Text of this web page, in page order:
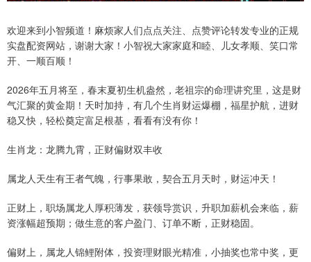
欢迎来到小智频道！麻烦家人们点点关注、点赞评论转发专业的正规
实盘配资网站，谢谢大家！小智祝大家家庭和睦、儿女孝顺、笑口常
开、一顺百顺！
2026年五月将至，春末夏初生机盎然，老祖宗的命理讲究里，这是财
气汇聚的黄金期！天时加持，有几个生肖财运爆棚，福星护航，进财
稳又快，轻松奠定富足根基，看看有没有你！
生肖龙：龙腾九霄，正财偏财双丰收
属龙人天生有王者气魄，行事果敢，契合五月天时，财运冲天！
正财上，职场属龙人厚积薄发，获领导赏识，升职加薪机会来临，薪
资涨幅超预期；做生意的客户盈门、订单不断，正财稳固。
偏财上，属龙人锦鲤附体，投资理财眼光精准，小抽奖也常中奖，更